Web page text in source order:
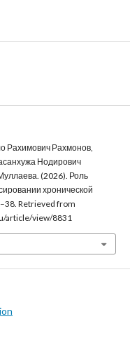
Рахимович Рахмонов,
Нодирович
(2026). Роль
хронической
Retrieved from
article/view/8831